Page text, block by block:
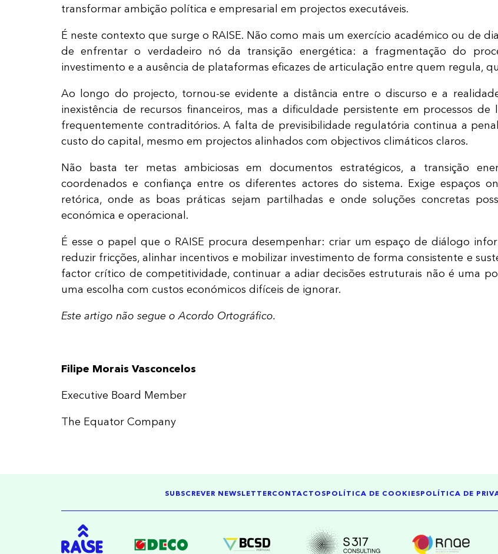
transformar ambição política e empresarial em projectos executáveis.
É neste contexto que surge o RAISE. Não como mais um exercício académico ou de
de enfrentar o verdadeiro nó da transição energética: a fragmentação do
investimento e a ausência de plataformas eficazes de articulação entre quem regula,
Ao longo do projecto, tornou-se evidente a distância entre o discurso e a
inexistência de recursos financeiros, mas a dificuldade persistente em processos
frequentemente contraditórios. A falta de previsibilidade regulatória continua a
custo do capital, mesmo em projectos alinhados com objectivos climáticos claros.
Não basta ter metas ambiciosas em documentos estratégicos, a transição
coordenados e confiança entre os diferentes actores do sistema. Exige espaços
retórica, onde as boas práticas sejam partilhadas e onde soluções concretas
económica e operacional.
É esse o papel que o RAISE procura desempenhar: criar um espaço de diálogo
reduzir fricções, alinhar incentivos e mobilizar investimento de forma consistente e
factor crítico de competitividade, continuar a adiar decisões estruturais não é uma
uma escolha com custos económicos difíceis de ignorar.
Este artigo não segue o Acordo Ortográfico.
Filipe Morais Vasconcelos
Executive Board Member
The Equator Company
SUBSCREVER NEWSLETTERCONTACTOSPOLÍTICA DE COOKIESPOLÍTICA DE